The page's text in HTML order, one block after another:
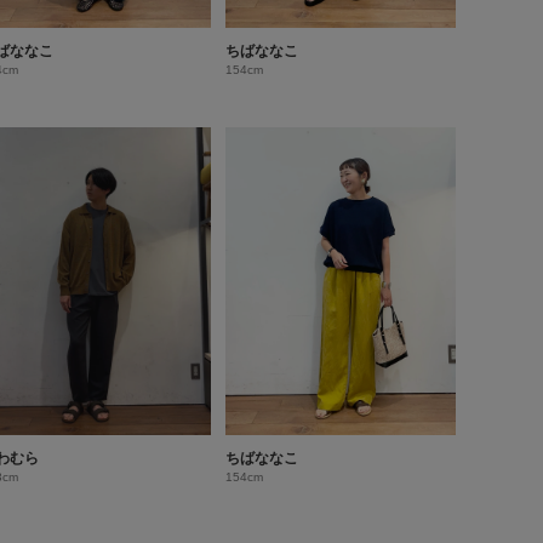
ななこ ちばななこ
154cm
むら ちばななこ
154cm